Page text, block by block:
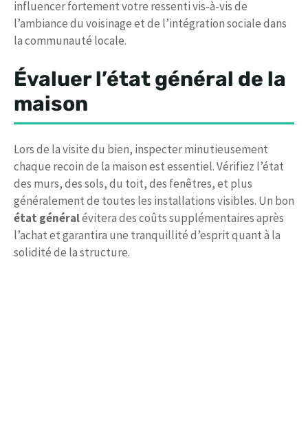
influencer fortement votre ressenti vis-à-vis de
l’ambiance du voisinage et de l’intégration sociale dans
la communauté locale.
Évaluer l’état général de la
maison
Lors de la visite du bien, inspecter minutieusement
chaque recoin de la maison est essentiel. Vérifiez l’état
des murs, des sols, du toit, des fenêtres, et plus
généralement de toutes les installations visibles. Un bon
état généralévitera des coûts supplémentaires après
l’achat et garantira une tranquillité d’esprit quant à la
solidité de la structure.